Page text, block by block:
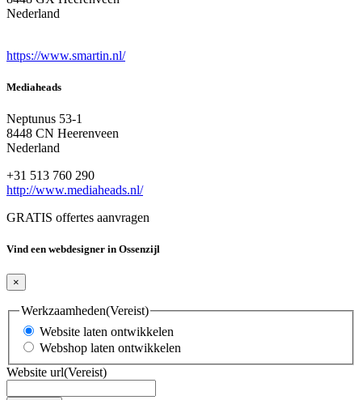
Nederland
https://www.smartin.nl/
Mediaheads
Neptunus 53-1
8448 CN Heerenveen
Nederland
+31 513 760 290
http://www.mediaheads.nl/
GRATIS offertes aanvragen
Vind een webdesigner in Ossenzijl
×
Werkzaamheden(Vereist)
Website laten ontwikkelen
Webshop laten ontwikkelen
Website url(Vereist)